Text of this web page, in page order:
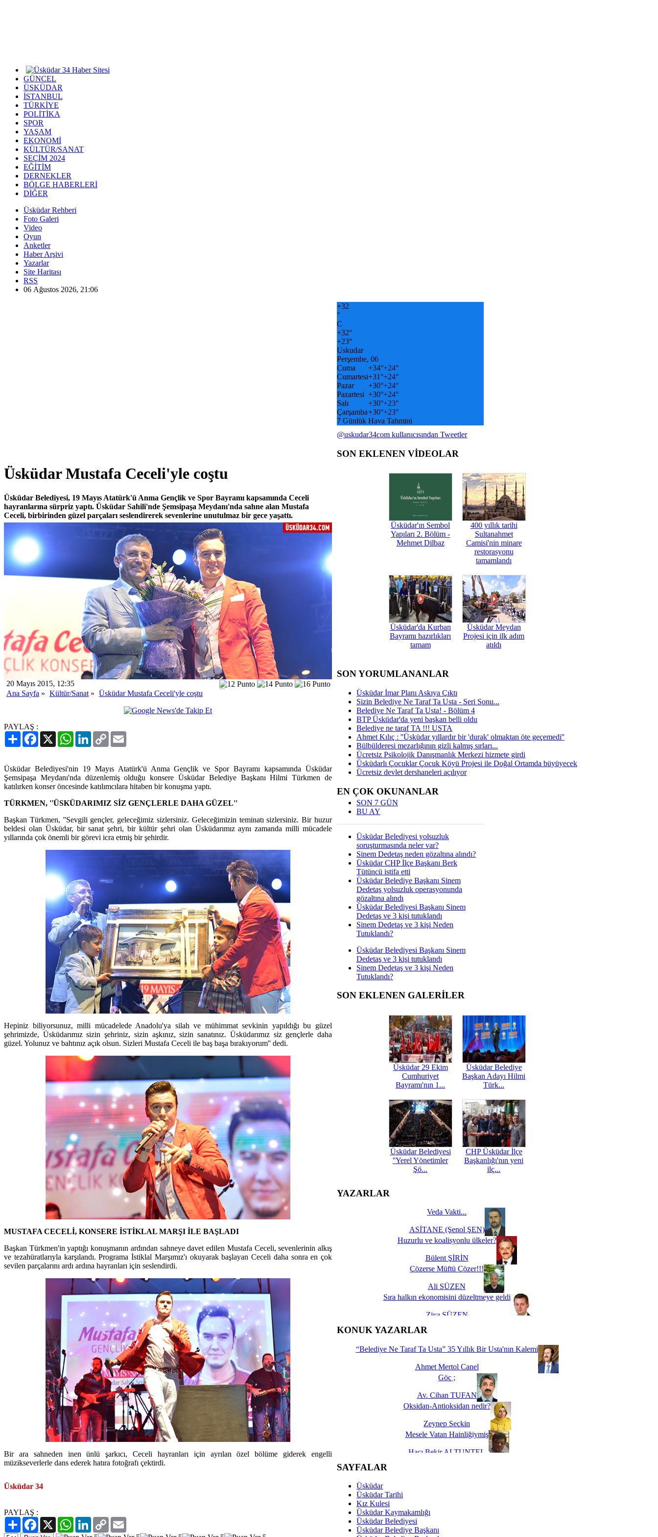
GÜNCEL
ÜSKÜDAR
İSTANBUL
TÜRKİYE
POLİTİKA
SPOR
YAŞAM
EKONOMİ
KÜLTÜR/SANAT
SEÇİM 2024
EĞİTİM
DERNEKLER
BÖLGE HABERLERİ
DİĞER
Üsküdar Rehberi
Foto Galeri
Video
Oyun
Anketler
Haber Arşivi
Yazarlar
Site Haritası
RSS
06 Ağustos 2026, 21:06
Üsküdar Mustafa Ceceli'yle coştu
Üsküdar Belediyesi, 19 Mayıs Atatürk'ü Anma Gençlik ve Spor Bayramı kapsamında Ceceli
hayranlarına sürpriz yaptı. Üsküdar Sahili'nde Şemsipaşa Meydanı'nda sahne alan Mustafa
Ceceli, birbirinden güzel parçaları seslendirerek sevenlerine unutulmaz bir gece yaşattı.
20 Mayıs 2015, 12:35
Ana Sayfa » Kültür/Sanat » Üsküdar Mustafa Ceceli'yle coştu
PAYLAŞ :
PaylaşFacebook
X WhatsAppLinkedIn
Copy
Link
Üsküdar Belediyesi'nin 19 Mayıs Atatürk'ü Anma Gençlik ve Spor Bayramı kapsamında Üsküdar
Şemsipaşa Meydanı'nda düzenlemiş olduğu konsere Üsküdar Belediye Başkanı Hilmi Türkmen de
katılırken konser öncesinde katılımcılara hitaben bir konuşma yaptı.
TÜRKMEN, ''ÜSKÜDARIMIZ SİZ GENÇLERLE DAHA GÜZEL''
Başkan Türkmen, ''Sevgili gençler, geleceğimiz sizlersiniz. Geleceğimizin teminatı sizlersiniz. Bir huzur
beldesi olan Üsküdar, bir sanat şehri, bir kültür şehri olan Üsküdarımız aynı zamanda milli mücadele
yıllarında çok önemli bir görevi icra etmiş bir şehirdir.
Hepiniz biliyorsunuz, milli mücadelede Anadolu'ya silah ve mühimmat sevkinin yapıldığı bu güzel
şehrimizde, Üsküdarımız sizin şehriniz, sizin aşkınız, sizin sanatınız. Üsküdarımız siz gençlerle daha
güzel. Yolunuz ve bahtınız açık olsun. Sizleri Mustafa Ceceli ile baş başa bırakıyorum'' dedi.
MUSTAFA CECELİ, KONSERE İSTİKLAL MARŞI İLE BAŞLADI
Başkan Türkmen'in yaptığı konuşmanın ardından sahneye davet edilen Mustafa Ceceli, sevenlerinin alkış
ve tezahüratlarıyla karşılandı. Programa İstiklal Marşımız'ı okuyarak başlayan Ceceli daha sonra en çok
sevilen parçalarını ardı ardına hayranları için seslendirdi.
Bir ara sahneden inen ünlü şarkıcı, Ceceli hayranları için ayrılan özel bölüme giderek engelli
müzikseverlerle dans ederek hatıra fotoğrafı çektirdi.
Üsküdar 34
PAYLAŞ :
PaylaşFacebook
X WhatsAppLinkedIn
Copy
Link
+32
°
C
+32°
+23°
Uskudar
Perşembe, 06
Cuma
+34°+24°
Cumartesi+31°+24°
Pazar
+30°+24°
Pazartesi +30°+24°
Salı
+30°+23°
Çarşamba+30°+23°
7 Günlük Hava Tahmini
@uskudar34com kullanıcısından Tweetler
SON EKLENEN VİDEOLAR
Üsküdar'ın Sembol
Yapıları 2. Bölüm -
Mehmet Dilbaz
400 yıllık tarihi
Sultanahmet
Camisi'nin minare
restorasyonu
tamamlandı
Üsküdar'da Kurban
Bayramı hazırlıkları
tamam
Üsküdar Meydan
Projesi için ilk adım
atıldı
SON YORUMLANANLAR
Üsküdar İmar Planı Askıya Çıktı
Sizin Belediye Ne Taraf Ta Usta - Seri Sonu...
Belediye Ne Taraf Ta Usta! - Bölüm 4
BTP Üsküdar'da yeni başkan belli oldu
Belediye ne taraf TA !!! USTA
Ahmet Kılıç : ''Üsküdar yıllardır bir 'durak' olmaktan öte geçemedi''
Bülbülderesi mezarlığının gizli kalmış sırları...
Ücretsiz Psikolojik Danışmanlık Merkezi hizmete girdi
Üsküdarlı Çocuklar Çocuk Köyü Projesi ile Doğal Ortamda büyüyecek
Ücretsiz devlet dershaneleri açılıyor
EN ÇOK OKUNANLAR
SON 7 GÜN
BU AY
Üsküdar Belediyesi yolsuzluk
soruşturmasında neler var?
Sinem Dedetaş neden gözaltına alındı?
Üsküdar CHP İlçe Başkanı Berk
Tütüncü istifa etti
Üsküdar Belediye Başkanı Sinem
Dedetaş yolsuzluk operasyonunda
gözaltına alındı
Üsküdar Belediyesi Başkanı Sinem
Dedetaş ve 3 kişi tutuklandı
Sinem Dedetaş ve 3 kişi Neden
Tutuklandı?
Üsküdar Belediyesi Başkanı Sinem
Dedetaş ve 3 kişi tutuklandı
Sinem Dedetaş ve 3 kişi Neden
Tutuklandı?
SON EKLENEN GALERİLER
Üsküdar 29 Ekim
Cumhuriyet
Bayramı'nın 1...
Üsküdar Belediye
Başkan Adayı Hilmi
Türk...
Üsküdar Belediyesi
''Yerel Yönetimler
Şö...
CHP Üsküdar İlçe
Başkanlığı'nın yeni
ilç...
YAZARLAR
Veda Vakti...
ASİTANE (Şenol ŞEN)
Huzurlu ve koalisyonlu ülkeler?
Bülent ŞİRİN
Çözerse Müftü Çözer!!!
Ali SÜZEN
Sıra halkın ekonomisini düzeltmeye geldi
Ziya SÜZEN
İşte Biz buyuz...
KONUK YAZARLAR
“Belediye Ne Taraf Ta Usta” 35 Yıllık Bir Usta'nın Kalemi
Ahmet Mertol Canel
Göç ;
Av. Cihan TUFAN
Oksidan-Antioksidan nedir?
Zeynep Seçkin
Mesele Vatan Hainliğiymiş
Hacı Bekir ALTUNTEL
Dünya Fani, Ama Kısa Bir Süre De Olsa Burdayız
Savaş ŞENEL
Hukukun Adaleti Kalmadı Üstadım!
SAYFALAR
Üsküdar
Üsküdar Tarihi
Kız Kulesi
Üsküdar Kaymakamlığı
Üsküdar Belediyesi
Üsküdar Belediye Başkanı